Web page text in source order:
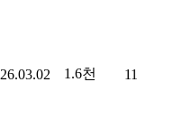
26.03.02 1.6천 11